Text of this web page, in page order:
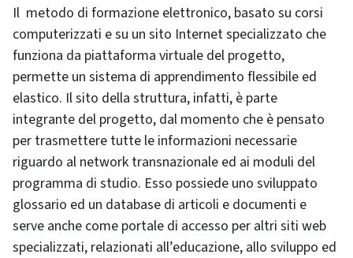
Il metodo di formazione elettronico, basato su corsi
computerizzati e su un sito Internet specializzato che
funziona da piattaforma virtuale del progetto,
permette un sistema di apprendimento flessibile ed
elastico. Il sito della struttura, infatti, è parte
integrante del progetto, dal momento che è pensato
per trasmettere tutte le informazioni necessarie
riguardo al network transnazionale ed ai moduli del
programma di studio. Esso possiede uno sviluppato
glossario ed un database di articoli e documenti e
serve anche come portale di accesso per altri siti web
specializzati, relazionati all’educazione, allo sviluppo ed